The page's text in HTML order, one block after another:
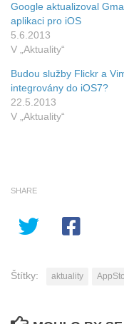
Google aktualizoval
aplikaci pro iOS
5.6.2013
V „Aktuality“
Budou služby Flickr a
integrovány do iOS7?
22.5.2013
V „Aktuality“
SHARE
Štítky: aktuality